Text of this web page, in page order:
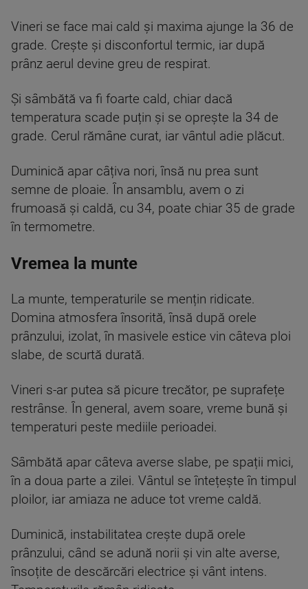
Vineri se face mai cald și maxima ajunge la 36 de
grade. Crește și disconfortul termic, iar după
prânz aerul devine greu de respirat.
Și sâmbătă va fi foarte cald, chiar dacă
temperatura scade puțin și se oprește la 34 de
grade. Cerul rămâne curat, iar vântul adie plăcut.
Duminică apar câțiva nori, însă nu prea sunt
semne de ploaie. În ansamblu, avem o zi
frumoasă și caldă, cu 34, poate chiar 35 de grade
în termometre.
Vremea la munte
La munte, temperaturile se mențin ridicate.
Domina atmosfera însorită, însă după orele
prânzului, izolat, în masivele estice vin câteva ploi
slabe, de scurtă durată.
Vineri s-ar putea să picure trecător, pe suprafețe
restrânse. În general, avem soare, vreme bună și
temperaturi peste mediile perioadei.
Sâmbătă apar câteva averse slabe, pe spații mici,
în a doua parte a zilei. Vântul se întețește în timpul
ploilor, iar amiaza ne aduce tot vreme caldă.
Duminică, instabilitatea crește după orele
prânzului, când se adună norii și vin alte averse,
însoțite de descărcări electrice și vânt intens.